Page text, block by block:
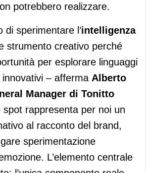
potrebbero realizzare.
di sperimentare l’intelligenza
strumento creativo perché
per esplorare linguaggi
– afferma Alberto
Manager di Tonitto
spot rappresenta per noi un
al racconto del brand,
sperimentazione
L’elemento centrale